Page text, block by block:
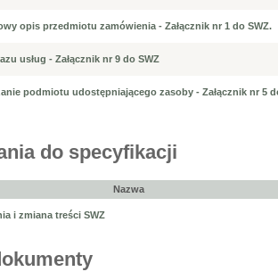
opis przedmiotu zamówienia - Załącznik nr 1 do SWZ.
usług - Załącznik nr 9 do SWZ
podmiotu udostępniającego zasoby - Załącznik nr 5
do specyfikacji
Nazwa
i zmiana treści SWZ